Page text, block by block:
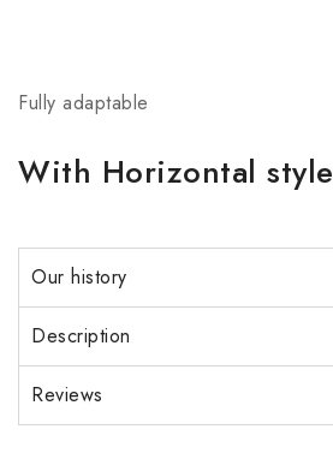
Fully adaptable
With Horizontal style
Our history
Description
Reviews